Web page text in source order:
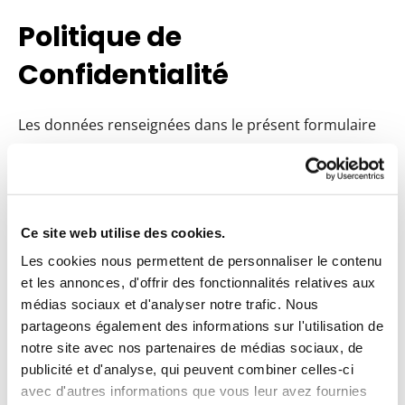
Ce site web utilise des cookies.
Les cookies nous permettent de personnaliser le contenu
et les annonces, d'offrir des fonctionnalités relatives aux
médias sociaux et d'analyser notre trafic. Nous
partageons également des informations sur l'utilisation de
notre site avec nos partenaires de médias sociaux, de
publicité et d'analyse, qui peuvent combiner celles-ci
avec d'autres informations que vous leur avez fournies
Politique de
Confidentialité
Les données renseignées dans le présent formulaire
informations collectées ne seront utilisées que dans
la mesure où elles sont nécessaires pour: traiter vos
demandes, les informations collectées sont destinées
à Commune de Mérobert et à ses sous-traitants. Vos
informations sont conservées au maximum 3 ans
après votre dernier contact avec Commune de
Mérobert.
Conformément à la loi « informatique et libertés » du